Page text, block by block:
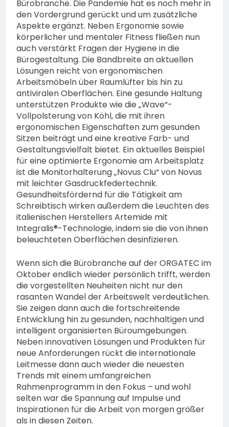
Bürobranche. Die Pandemie hat es noch mehr in
den Vordergrund gerückt und um zusätzliche
Aspekte ergänzt. Neben Ergonomie sowie
körperlicher und mentaler Fitness fließen nun
auch verstärkt Fragen der Hygiene in die
Bürogestaltung. Die Bandbreite an aktuellen
Lösungen reicht von ergonomischen
Arbeitsmöbeln über Raumlüfter bis hin zu
antiviralen Oberflächen. Eine gesunde Haltung
unterstützen Produkte wie die „Wave“-
Vollpolsterung von Köhl, die mit ihren
ergonomischen Eigenschaften zum gesunden
Sitzen beiträgt und eine kreative Farb- und
Gestaltungsvielfalt bietet. Ein aktuelles Beispiel
für eine optimierte Ergonomie am Arbeitsplatz
ist die Monitorhalterung „Novus Clu“ von Novus
mit leichter Gasdruckfedertechnik.
Gesundheitsfördernd für die Tätigkeit am
Schreibtisch wirken außerdem die Leuchten des
italienischen Herstellers Artemide mit
Integralis®-Technologie, indem sie die von ihnen
beleuchteten Oberflächen desinfizieren.
Wenn sich die Bürobranche auf der ORGATEC im
Oktober endlich wieder persönlich trifft, werden
die vorgestellten Neuheiten nicht nur den
rasanten Wandel der Arbeitswelt verdeutlichen.
Sie zeigen dann auch die fortschreitende
Entwicklung hin zu gesunden, nachhaltigen und
intelligent organisierten Büroumgebungen.
Neben innovativen Lösungen und Produkten für
neue Anforderungen rückt die internationale
Leitmesse dann auch wieder die neuesten
Trends mit einem umfangreichen
Rahmenprogramm in den Fokus – und wohl
selten war die Spannung auf Impulse und
Inspirationen für die Arbeit von morgen größer
als in diesen Zeiten.